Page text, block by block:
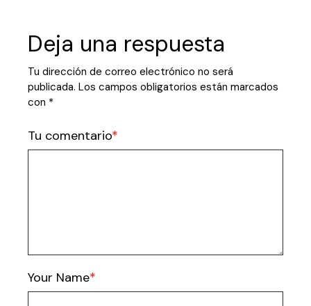
Deja una respuesta
Tu dirección de correo electrónico no será
publicada. Los campos obligatorios están marcados
con *
Tu comentario
Your Name